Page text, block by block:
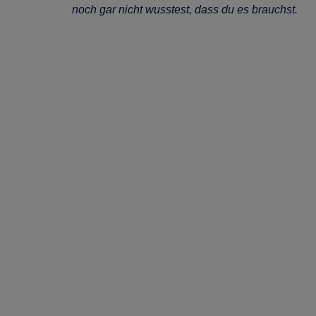
noch gar nicht wusstest, dass du es brauchst.